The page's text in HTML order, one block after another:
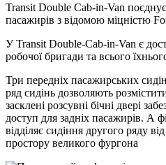
Transit Double Cab-in-Van
пасажирів з відомою міцністю
У Transit Double-Cab-in-Van є
робочої бригади та всього
Три передніх пасажирських
ряд сидінь дозволяють
засклені розсувні бічні двері
доступ для задніх пасажирів. А
відділяє сидіння другого ряду
простору великого фургона